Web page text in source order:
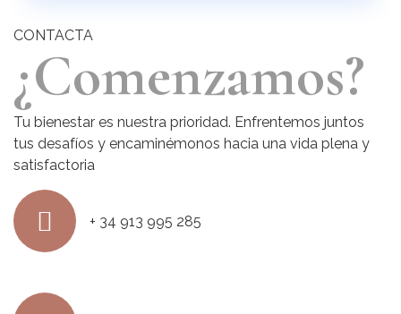
CONTACTA
¿Comenzamos?
Tu bienestar es nuestra prioridad. Enfrentemos juntos
tus desafíos y encaminémonos hacia una vida plena y
satisfactoria
+ 34 913 995 285